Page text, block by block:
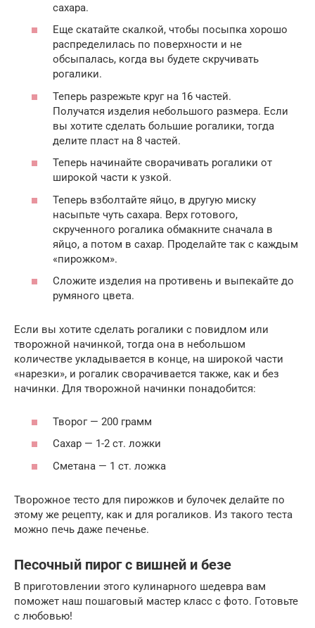
сахара.
Еще скатайте скалкой, чтобы посыпка хорошо
распределилась по поверхности и не
обсыпалась, когда вы будете скручивать
рогалики.
Теперь разрежьте круг на 16 частей.
Получатся изделия небольшого размера. Если
вы хотите сделать большие рогалики, тогда
делите пласт на 8 частей.
Теперь начинайте сворачивать рогалики от
широкой части к узкой.
Теперь взболтайте яйцо, в другую миску
насыпьте чуть сахара. Верх готового,
скрученного рогалика обмакните сначала в
яйцо, а потом в сахар. Проделайте так с каждым
«пирожком».
Сложите изделия на противень и выпекайте до
румяного цвета.
Если вы хотите сделать рогалики с повидлом или
творожной начинкой, тогда она в небольшом
количестве укладывается в конце, на широкой части
«нарезки», и рогалик сворачивается также, как и без
начинки. Для творожной начинки понадобится:
Творог — 200 грамм
Сахар — 1-2 ст. ложки
Сметана — 1 ст. ложка
Творожное тесто для пирожков и булочек делайте по
этому же рецепту, как и для рогаликов. Из такого теста
можно печь даже печенье.
Песочный пирог с вишней и безе
В приготовлении этого кулинарного шедевра вам
поможет наш пошаговый мастер класс с фото. Готовьте
с любовью!